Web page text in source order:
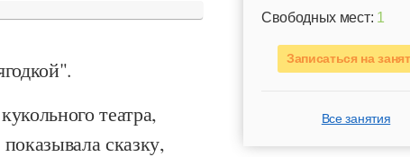
театра,
сказку,
Свободных мест: 1
Записаться на
Все занятия